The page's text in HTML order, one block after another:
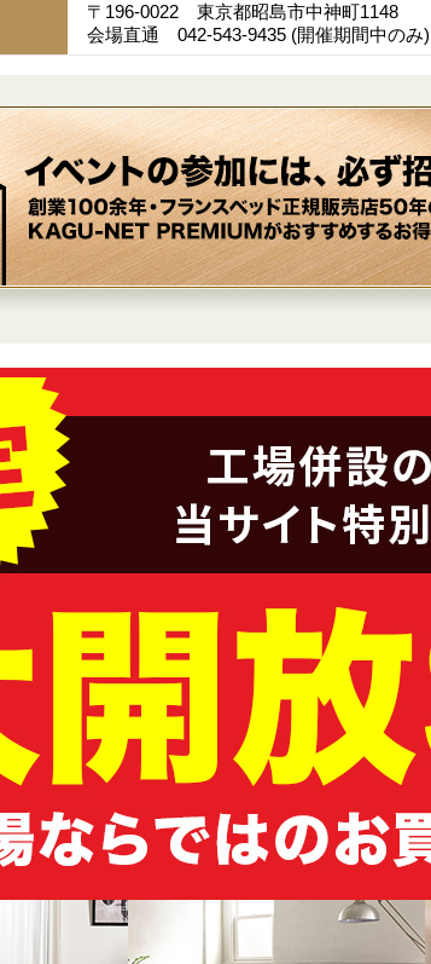
〒196-0022 東京都昭島市中神町1148
会場直通 042-543-9435 (開催期間中のみ)